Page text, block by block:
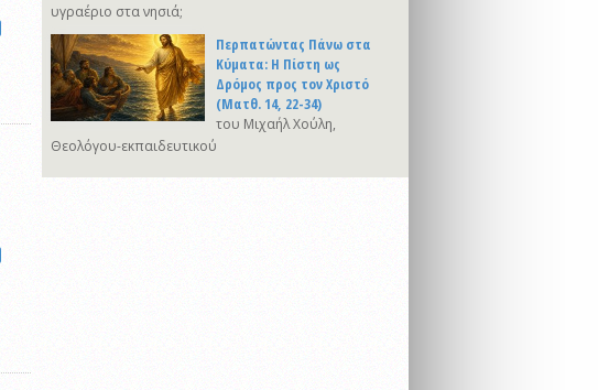
υγραέριο στα νησιά;
Περπατώντας Πάνω στα
Κύματα: Η Πίστη ως
Δρόμος προς τον Χριστό
(Ματθ. 14, 22-34)
του Μιχαήλ Χούλη,
Θεολόγου-εκπαιδευτικού